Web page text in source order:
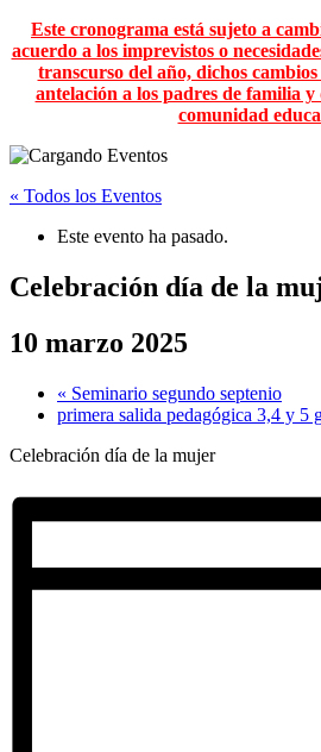
Este cronograma está sujeto a
acuerdo a los imprevistos o
transcurso del año, dichos
antelación a los padres de familia y
comunidad
« Todos los Eventos
Este evento ha pasado.
Celebración día de la
10 marzo 2025
« Seminario segundo septenio
primera salida pedagógica 3,4 y 5
Celebración día de la mujer